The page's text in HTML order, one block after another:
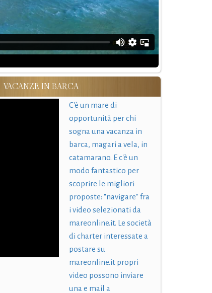
VACANZE IN BARCA
C'è un mare di
opportunità per chi
sogna una vacanza in
barca, magari a vela, in
catamarano. E c'è un
modo fantastico per
scoprire le migliori
proposte: "navigare" fra
i video selezionati da
mareonline.it. Le società
di charter interessate a
postare su
mareonline.it propri
video possono inviare
una e mail a